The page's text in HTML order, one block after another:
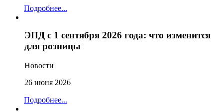
Подробнее...
ЭПД с 1 сентября 2026 года: что изменится
для розницы
Новости
26 июня 2026
Подробнее...